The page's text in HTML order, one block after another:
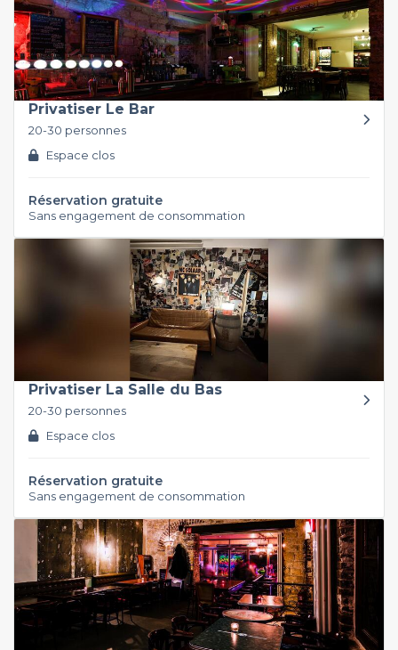
Privatiser Le Bar
20-30 personnes
Espace clos
Réservation gratuite
Sans engagement de consommation
Privatiser La Salle du Bas
20-30 personnes
Espace clos
Réservation gratuite
Sans engagement de consommation